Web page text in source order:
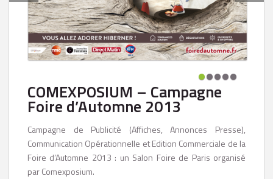
COMEXPOSIUM – Campagne
Foire d’Automne 2013
Campagne de Publicité (Affiches, Annonces Presse),
Communication Opérationnelle et Edition Commerciale de la
Foire d’Automne 2013 : un Salon Foire de Paris organisé
par Comexposium.